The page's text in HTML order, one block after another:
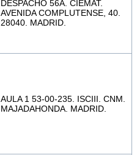
DESPACHO 56A. CIEMAT.
AVENIDA COMPLUTENSE, 40.
28040. MADRID.
AULA 1 53-00-235. ISCIII. CNM.
MAJADAHONDA. MADRID.